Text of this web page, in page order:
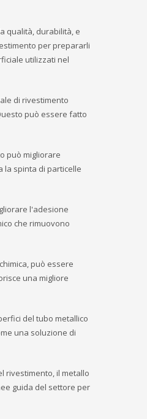
qualità, durabilità, e
per prepararli
utilizzati nel
di rivestimento
può essere fatto
può migliorare
la spinta di particelle
l'adesione
che rimuovono
può essere
una migliore
del tubo metallico
una soluzione di
rivestimento, il metallo
guida del settore per